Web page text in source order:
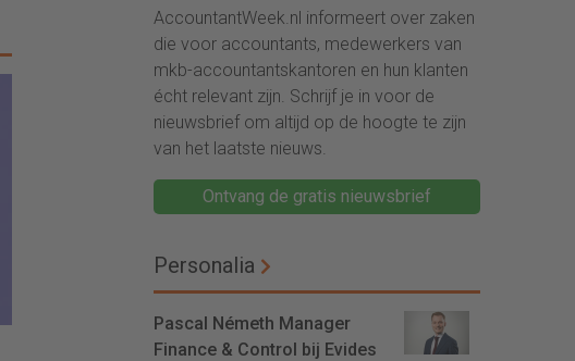
AccountantWeek.nl informeert over zaken
die voor accountants, medewerkers van
mkb-accountantskantoren en hun klanten
écht relevant zijn. Schrijf je in voor de
nieuwsbrief om altijd op de hoogte te zijn
van het laatste nieuws.
Ontvang de gratis nieuwsbrief
Personalia
Pascal Németh Manager
Finance & Control bij Evides